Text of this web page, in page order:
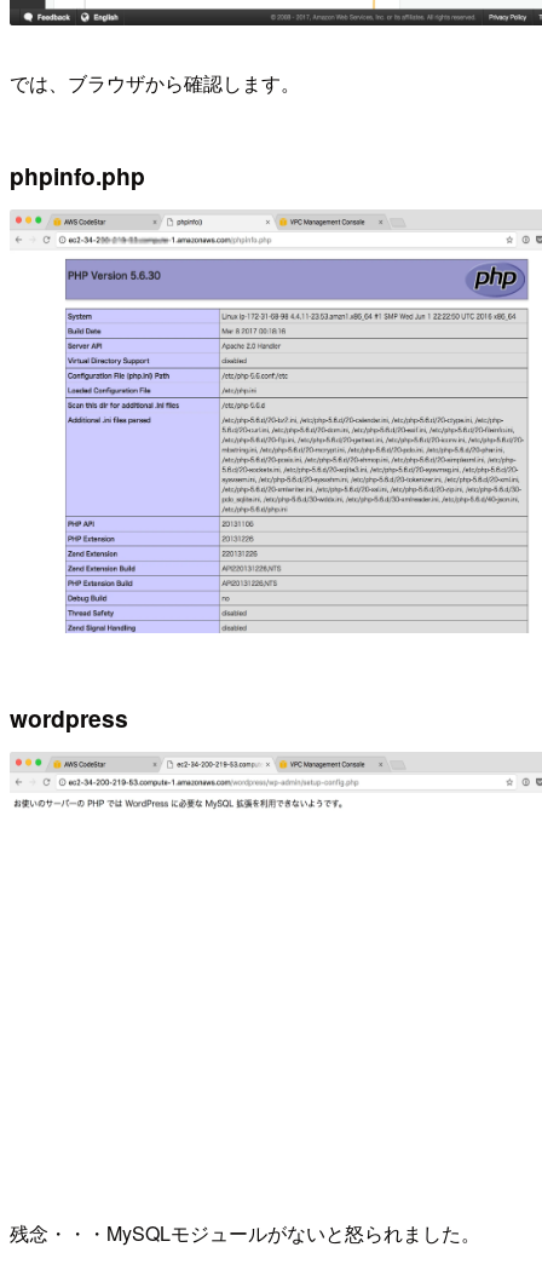
では、ブラウザから確認します。
phpinfo.php
wordpress
残念・・・MySQLモジュールがないと怒られました。